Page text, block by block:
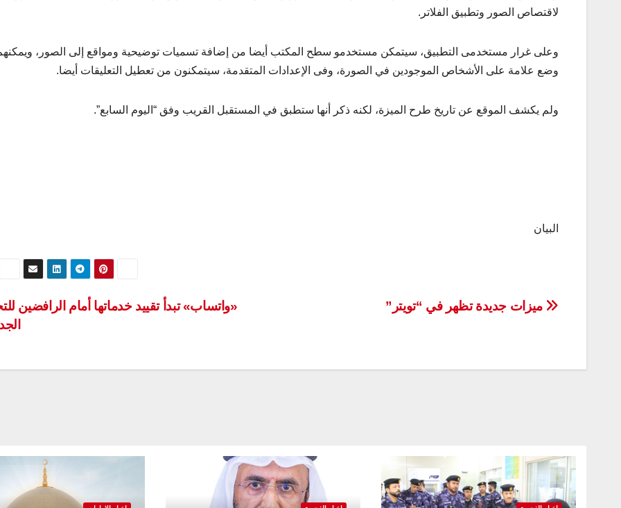
لاقتصاص الصور وتطبيق الفلاتر.
وعلى غرار مستخدمى التطبيق، سيتمكن مستخدمو سطح المكتب أيضا من إضافة تسميات توضيحية ومواقع إلى الصور،
وضع علامة على الأشخاص الموجودين في الصورة، وفى الإعدادات المتقدمة، سيتمكنون من تعطيل التعليقات أيضا.
ولم يكشف الموقع عن تاريخ طرح الميزة، لكنه ذكر أنها ستطبق في المستقبل القريب وفق “اليوم السابع”.
البيان
تصفّح
«واتساب» تبدأ تقييد خدماتها أمام الرافضين
ميزات جديدة تظهر في “تويتر”